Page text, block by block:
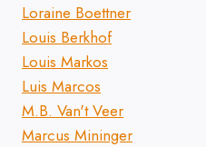
Loraine Boettner
Louis Berkhof
Louis Markos
Luis Marcos
M.B. Van't Veer
Marcus Mininger